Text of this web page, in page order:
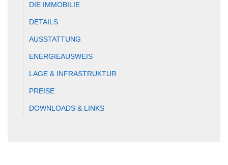
DIE IMMOBILIE
DETAILS
AUSSTATTUNG
ENERGIEAUSWEIS
LAGE & INFRASTRUKTUR
PREISE
DOWNLOADS & LINKS